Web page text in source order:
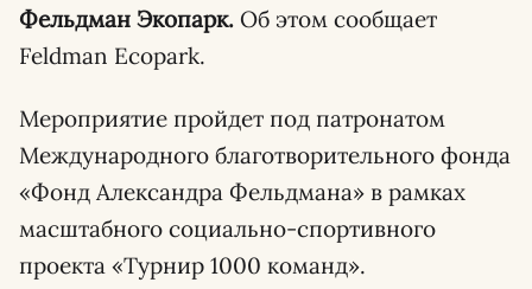
Фельдман Экопарк. Об этом сообщает
Feldman Ecopark.
Мероприятие пройдет под патронатом
Международного благотворительного фонда
«Фонд Александра Фельдмана» в рамках
масштабного социально-спортивного
проекта «Турнир 1000 команд».